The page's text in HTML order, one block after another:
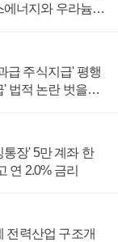
에너지와 우라늄
급 주식지급' 평행
법적 논란 벗을지
장' 5만 계좌 한
연 2.0% 금리
전력산업 구조개